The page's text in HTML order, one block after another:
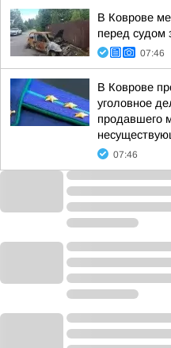
В Коврове
перед судом
07:46
В Коврове
уголовное
продавшего
07:46